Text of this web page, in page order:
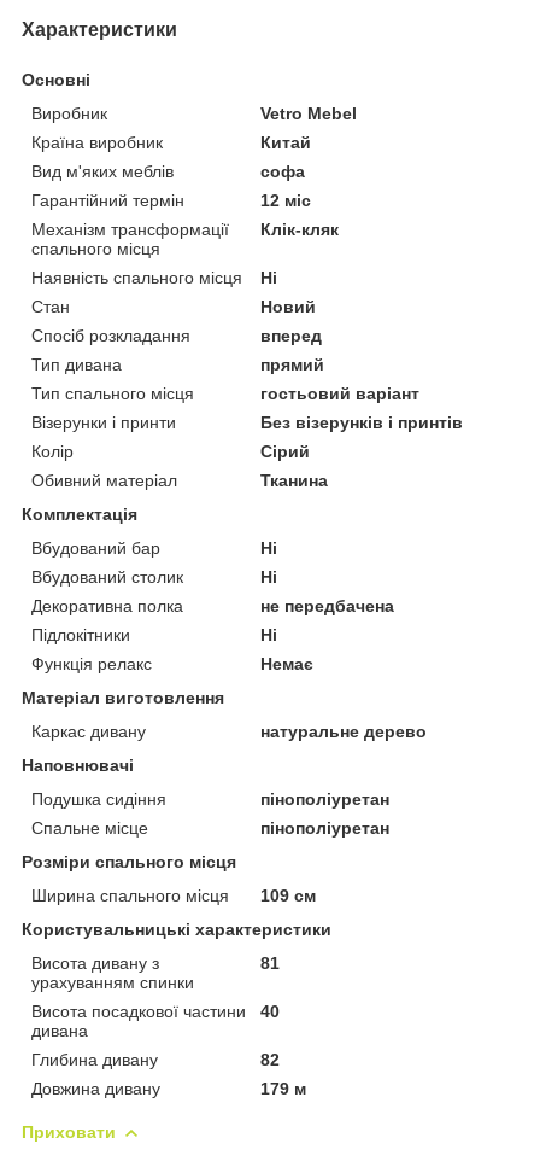
Характеристики
Основні
Виробник
Vetro Mebel
Країна виробник
Китай
Вид м'яких меблів
софа
Гарантійний термін
12 міс
Механізм трансформації
спального місця
Клік-кляк
Наявність спального місця
Ні
Стан
Новий
Спосіб розкладання
вперед
Тип дивана
прямий
Тип спального місця
гостьовий варіант
Візерунки і принти
Без візерунків і принтів
Колір
Сірий
Обивний матеріал
Тканина
Комплектація
Вбудований бар
Ні
Вбудований столик
Ні
Декоративна полка
не передбачена
Підлокітники
Ні
Функція релакс
Немає
Матеріал виготовлення
Каркас дивану
натуральне дерево
Наповнювачі
Подушка сидіння
пінополіуретан
Спальне місце
пінополіуретан
Розміри спального місця
Ширина спального місця
109 см
Користувальницькі характеристики
Висота дивану з
урахуванням спинки
81
Висота посадкової частини
дивана
40
Глибина дивану
82
Довжина дивану
179 м
Приховати